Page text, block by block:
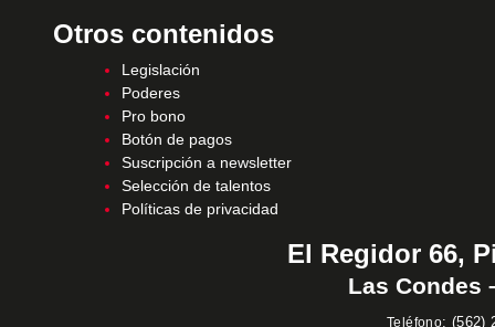
Otros contenidos
Legislación
Poderes
Pro bono
Botón de pagos
Suscripción a newsletter
Selección de talentos
Políticas de privacidad
El Regidor 66,
Las Condes
Teléfono: (562)